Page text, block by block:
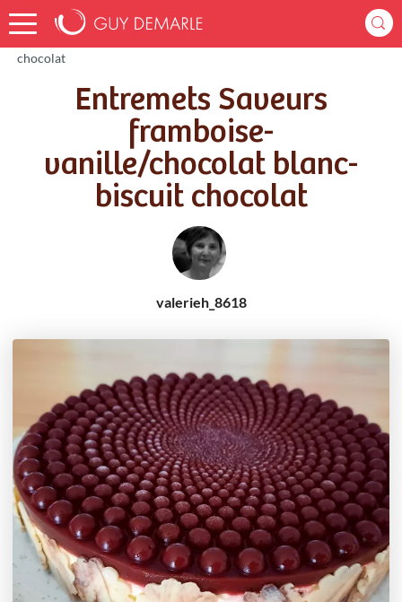
Accueil
Recettes
Entremets Saveurs framboise-vanille/chocolat blanc-biscuit
chocolat
Entremets Saveurs
framboise-
vanille/chocolat blanc-
biscuit chocolat
valerieh_8618